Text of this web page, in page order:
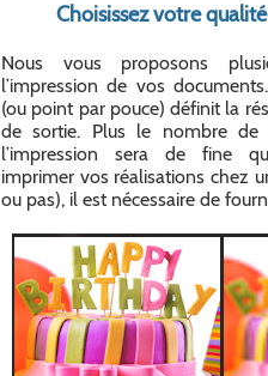
Choisissez votre
Nous vous proposons
l’impression de vos
(ou point par pouce) définit la
de sortie. Plus le nombre de
l’impression sera de fine
imprimer vos réalisations chez
ou pas), il est nécessaire de